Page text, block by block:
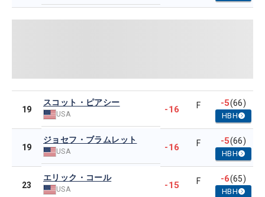
19
スコット・ピアシー
USA -16 F -5(66)
HBH
19
ジョセフ・ブラムレット
USA -16 F -5(66)
HBH
23
エリック・コール
USA -15 F -6(65)
HBH